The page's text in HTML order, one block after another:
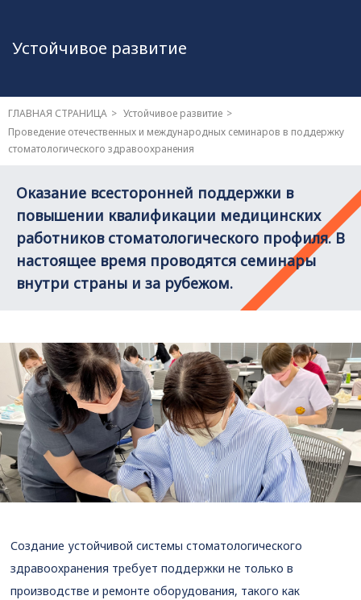
Устойчивое развитие
ГЛАВНАЯ СТРАНИЦА
Устойчивое развитие
Проведение отечественных и международных семинаров в поддержку
стоматологического здравоохранения
Оказание всесторонней поддержки в
повышении квалификации медицинских
работников стоматологического профиля. В
настоящее время проводятся семинары
внутри страны и за рубежом.
Создание устойчивой системы стоматологического
здравоохранения требует поддержки не только в
производстве и ремонте оборудования, такого как